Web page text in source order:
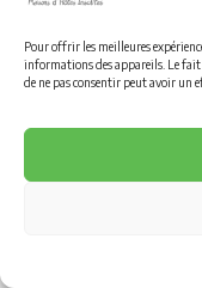
Pour offrir les meilleures
informations des appareils. Le
de ne pas consentir peut avoir un